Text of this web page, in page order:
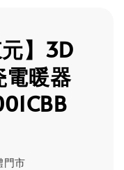
】3D
電暖器
門市